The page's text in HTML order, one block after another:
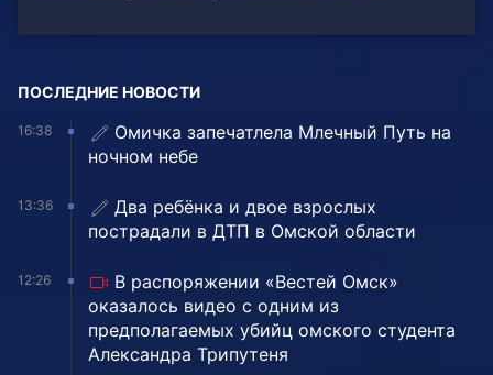
ПОСЛЕДНИЕ НОВОСТИ
16:38
Омичка запечатлела Млечный Путь на
ночном небе
13:36
Два ребёнка и двое взрослых
пострадали в ДТП в Омской области
12:26
В распоряжении «Вестей Омск»
оказалось видео с одним из
предполагаемых убийц омского студента
Александра Трипутеня